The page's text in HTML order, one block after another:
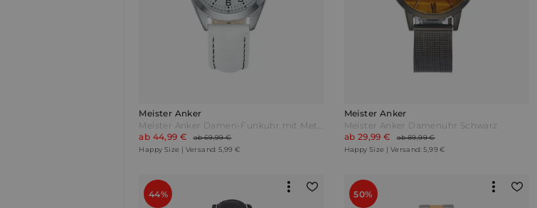
Meister Anker
Meister Anker Damen-Funkuhr mit Metallgehäuse Weiß
ab 44,99 €
ab 69,99 €
Happy Size | Versand: 5,99 €
Meister Anker
Meister Anker Damenuhr Schwarz
ab 29,99 €
ab 89,99 €
Happy Size | Versand: 5,99 €
44% 50%